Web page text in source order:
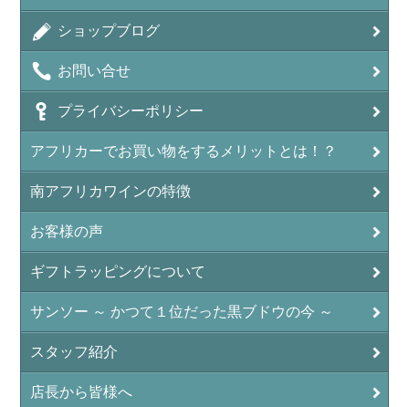
ショップブログ
お問い合せ
プライバシーポリシー
アフリカーでお買い物をするメリットとは！？
南アフリカワインの特徴
お客様の声
ギフトラッピングについて
サンソー ～ かつて１位だった黒ブドウの今 ～
スタッフ紹介
店長から皆様へ